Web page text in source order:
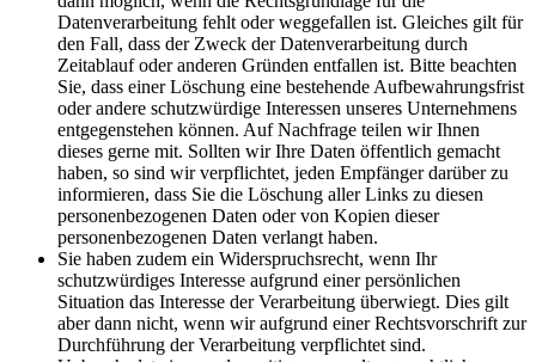
Datenverarbeitung fehlt oder weggefallen ist. Gleiches gilt für
den Fall, dass der Zweck der Datenverarbeitung durch
Zeitablauf oder anderen Gründen entfallen ist. Bitte beachten
Sie, dass einer Löschung eine bestehende Aufbewahrungsfrist
oder andere schutzwürdige Interessen unseres Unternehmens
entgegenstehen können. Auf Nachfrage teilen wir Ihnen
dieses gerne mit. Sollten wir Ihre Daten öffentlich gemacht
haben, so sind wir verpflichtet, jeden Empfänger darüber zu
informieren, dass Sie die Löschung aller Links zu diesen
personenbezogenen Daten oder von Kopien dieser
personenbezogenen Daten verlangt haben.
Sie haben zudem ein Widerspruchsrecht, wenn Ihr
schutzwürdiges Interesse aufgrund einer persönlichen
Situation das Interesse der Verarbeitung überwiegt. Dies gilt
aber dann nicht, wenn wir aufgrund einer Rechtsvorschrift zur
Durchführung der Verarbeitung verpflichtet sind.